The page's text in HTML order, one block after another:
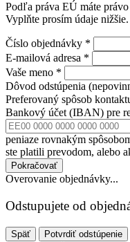
Podľa práva EÚ máte
Vyplňte prosím údaje nižšie.
Číslo objednávky *
E-mailová adresa *
Vaše meno *
Dôvod odstúpenia
Preferovaný spôsob
Bankový účet (IBAN) pre
peniaze rovnakým
ste platili prevodom, alebo
Pokračovať
Overovanie objednávky...
Odstupujete od
Späť Potvrdiť odstúpenie